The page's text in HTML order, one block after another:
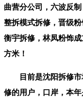
曲营分公司，六波反
整拆模式拆修，晋级
衡宇拆修，林凤粉饰
方米！
目前是沈阳拆修市
修的用户，口岸，本